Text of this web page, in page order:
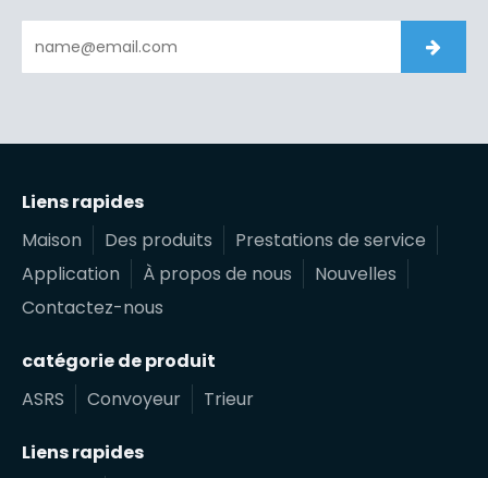
Liens rapides
Maison
Des produits
Prestations de service
Application
À propos de nous
Nouvelles
Contactez-nous
catégorie de produit
ASRS
Convoyeur Trieur
Liens rapides